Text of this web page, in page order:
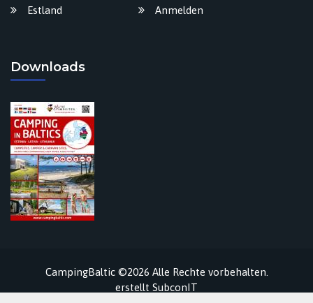
Estland Anmelden
Downloads
CampingBaltic ©2026 Alle Rechte vorbehalten.
erstellt SubconIT